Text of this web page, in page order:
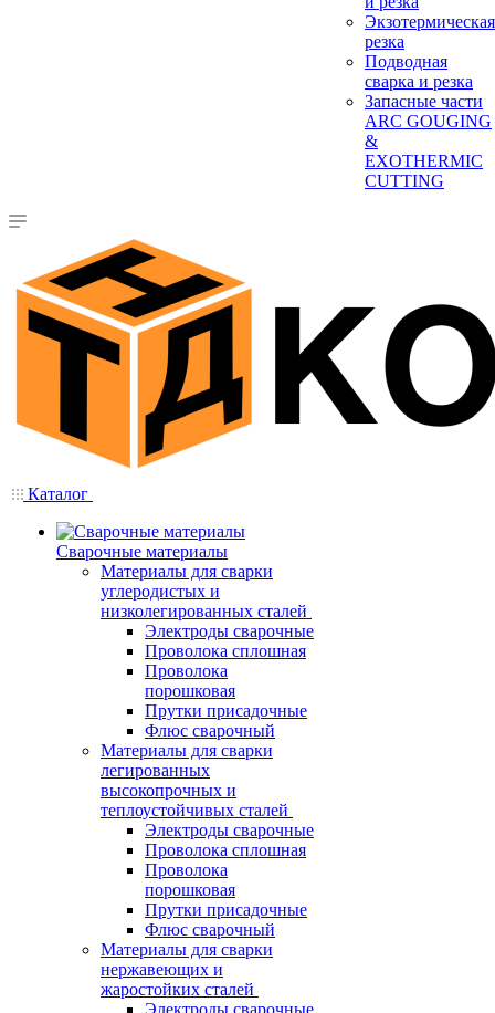
Экзотермическая
резка
Подводная
сварка и резка
Запасные части
ARC GOUGING
&
EXOTHERMIC
CUTTING
Каталог
Сварочные материалы
Материалы для сварки
углеродистых и
низколегированных сталей
Электроды сварочные
Проволока сплошная
Проволока
порошковая
Прутки присадочные
Флюс сварочный
Материалы для сварки
легированных
высокопрочных и
теплоустойчивых сталей
Электроды сварочные
Проволока сплошная
Проволока
порошковая
Прутки присадочные
Флюс сварочный
Материалы для сварки
нержавеющих и
жаростойких сталей
Электроды сварочные